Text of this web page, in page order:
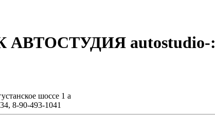
АВТОСТУДИЯ autostudio-:
шоссе 1 а
8-90-493-1041